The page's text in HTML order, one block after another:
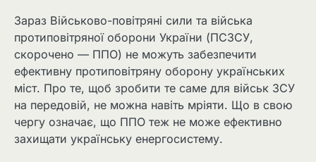
Зараз Військово-повітряні сили та війська
протиповітряної оборони України (ПСЗСУ,
скорочено — ППО) не можуть забезпечити
ефективну протиповітряну оборону українських
міст. Про те, щоб зробити те саме для військ ЗСУ
на передовій, не можна навіть мріяти. Що в свою
чергу означає, що ППО теж не може ефективно
захищати українську енергосистему.